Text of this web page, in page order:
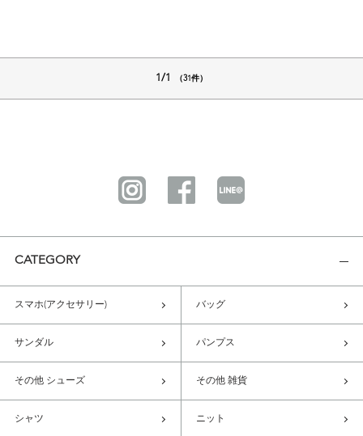
1/1 （31件）
CATEGORY
スマホ(アクセサリー) バッグ
サンダル パンプス
その他 シューズ その他 雑貨
シャツ ニット